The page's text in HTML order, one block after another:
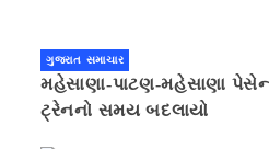
ગુજરાત સમાચાર
મહેસાણા-પાટણ-મહેસાણા
ટ્રેનનો સમય બદલાયો